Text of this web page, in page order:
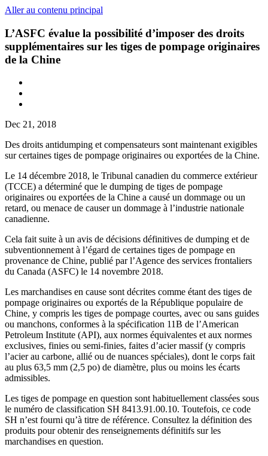
Aller au contenu principal
L’ASFC évalue la possibilité d’imposer des droits
supplémentaires sur les tiges de pompage originaires
de la Chine
Dec 21, 2018
Des droits antidumping et compensateurs sont maintenant exigibles
sur certaines tiges de pompage originaires ou exportées de la Chine.
Le 14 décembre 2018, le Tribunal canadien du commerce extérieur
(TCCE) a déterminé que le dumping de tiges de pompage
originaires ou exportées de la Chine a causé un dommage ou un
retard, ou menace de causer un dommage à l’industrie nationale
canadienne.
Cela fait suite à un avis de décisions définitives de dumping et de
subventionnement à l’égard de certaines tiges de pompage en
provenance de Chine, publié par l’Agence des services frontaliers
du Canada (ASFC) le 14 novembre 2018.
Les marchandises en cause sont décrites comme étant des tiges de
pompage originaires ou exportés de la République populaire de
Chine, y compris les tiges de pompage courtes, avec ou sans guides
ou manchons, conformes à la spécification 11B de l’American
Petroleum Institute (API), aux normes équivalentes et aux normes
exclusives, finies ou semi-finies, faites d’acier massif (y compris
l’acier au carbone, allié ou de nuances spéciales), dont le corps fait
au plus 63,5 mm (2,5 po) de diamètre, plus ou moins les écarts
admissibles.
Les tiges de pompage en question sont habituellement classées sous
le numéro de classification SH 8413.91.00.10. Toutefois, ce code
SH n’est fourni qu’à titre de référence. Consultez la définition des
produits pour obtenir des renseignements définitifs sur les
marchandises en question.